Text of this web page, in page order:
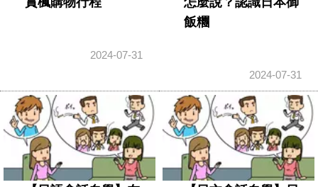
2024-07-31
飯糰
2024-07-31